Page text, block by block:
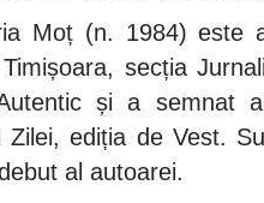
Moț(n. 1984) este
șoara, secția
și a semnat
Zilei, ediția de Vest.
al autoarei.